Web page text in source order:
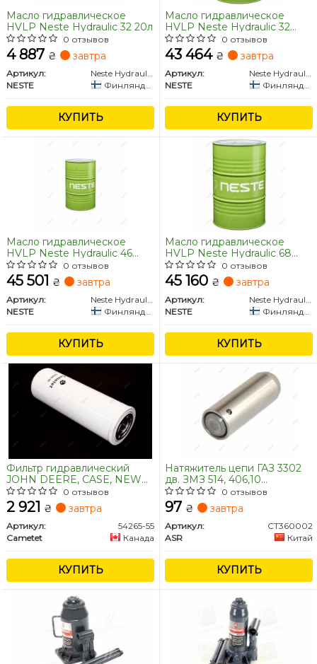
Масло гидравлическое
HVLP Neste Hydraulic 32 20л
0 отзывов
4 887 ₴ завтра
Артикул:
NESTE
Финляндия
КУПИТЬ
Масло гидравлическое
HVLP Neste Hydraulic 32
200л
0 отзывов
43 464 ₴ завтра
Артикул:
NESTE
Финляндия
КУПИТЬ
Масло гидравлическое
HVLP Neste Hydraulic 46
Super 200л 0 отзывов
45 501 ₴ завтра
Артикул:
NESTE
Финляндия
КУПИТЬ
Масло гидравлическое
HVLP Neste Hydraulic 68
Super 200л 0 отзывов
45 160 ₴ завтра
Артикул:
NESTE
Финляндия
КУПИТЬ
Фильтр гидравлический
JOHN DEERE, CASE, NEW
HOLLAND(Cametet) JOHN
DEERE [RE174130] CASE
[86525899, 277311A1,
86029161, 86034346,
84356072, 1971728C1,
0 отзывов
2 921 ₴ завтра
Артикул:
54265-55
Cametet
Канада
КУПИТЬ
Натяжитель цепи ГАЗ 3302
дв. ЗМЗ 514, 406,10
гидравлический
0 отзывов
97 ₴ завтра
Артикул:
CT360002
ASR
Китай
КУПИТЬ